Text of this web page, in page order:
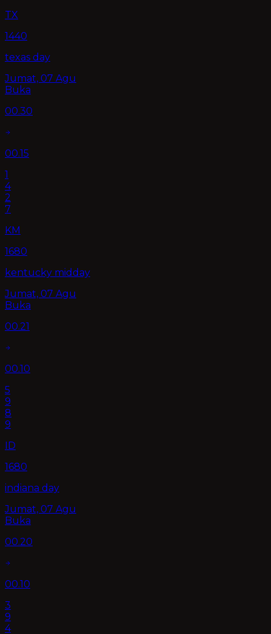
TX
1440
texas day
Jumat, 07 Agu
Buka
00.30
00.15
1
4
2
7
KM
1680
kentucky midday
Jumat, 07 Agu
Buka
00.21
00.10
5
9
8
9
ID
1680
indiana day
Jumat, 07 Agu
Buka
00.20
00.10
3
9
4